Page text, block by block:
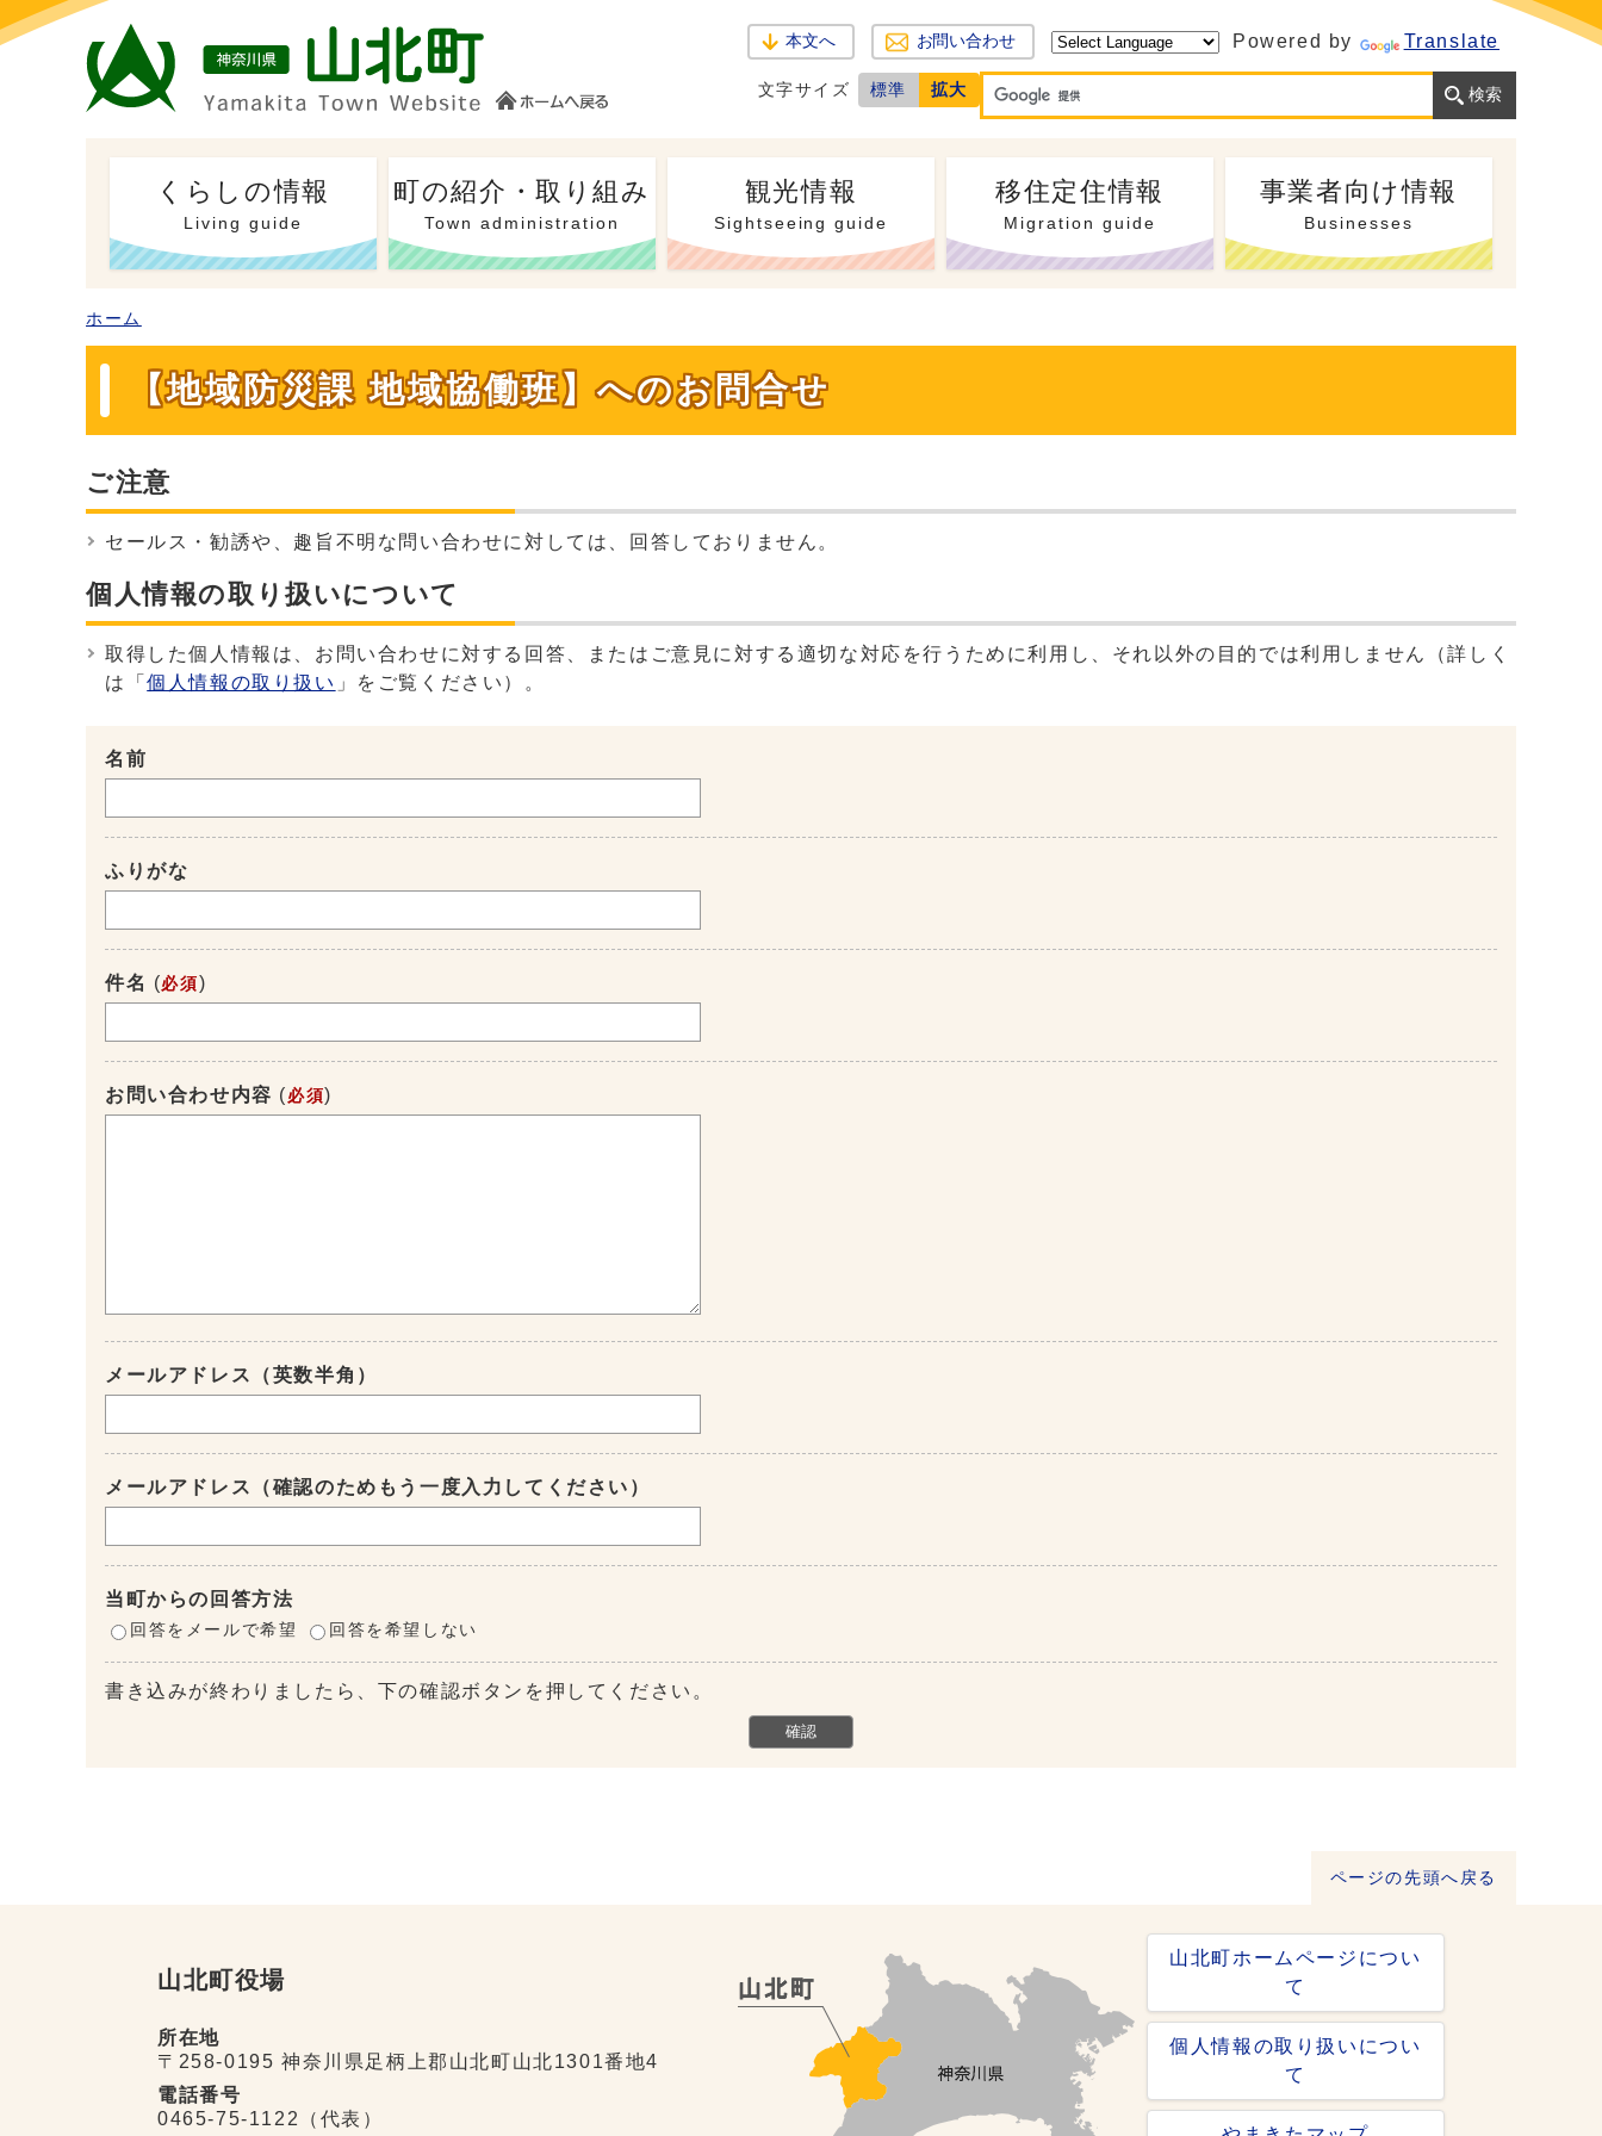
本文へ お問い合わせ Powered by Translate
文字サイズ 標準 拡大
くらしの情報
Living guide
町の紹介・取り組み
Town administration
観光情報
Sightseeing guide
移住定住情報
Migration guide
事業者向け情報
Businesses
ホーム
【地域防災課 地域協働班】へのお問合せ
ご注意
セールス・勧誘や、趣旨不明な問い合わせに対しては、回答しておりません。
個人情報の取り扱いについて
取得した個人情報は、お問い合わせに対する回答、またはご意見に対する適切な対応を行うために利用し、それ以外の目的では利用しません（詳しく
は「個人情報の取り扱い 」をご覧ください）。
名前
ふりがな
件名 (必須)
お問い合わせ内容 ( 必須)
メールアドレス（英数半角）
メールアドレス（確認のためもう一度入力してください）
当町からの回答方法
回答をメールで希望 回答を希望しない
書き込みが終わりましたら、下の確認ボタンを押してください。
ページの先頭へ戻る
山北町役場
所在地
〒258-0195 神奈川県足柄上郡山北町山北1301番地4
電話番号
0465-75-1122（代表）
山北町ホームページについ
て
個人情報の取り扱いについ
て